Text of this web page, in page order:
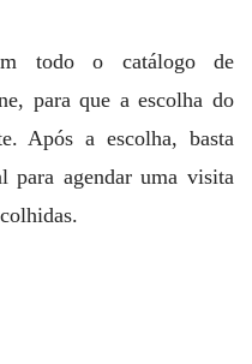
todo o catálogo de
para que a escolha do
Após a escolha, basta
para agendar uma visita